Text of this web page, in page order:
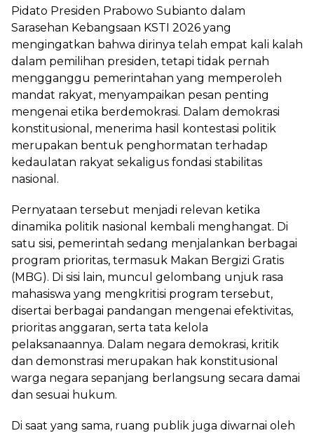
Pidato Presiden Prabowo Subianto dalam
Sarasehan Kebangsaan KSTI 2026 yang
mengingatkan bahwa dirinya telah empat kali kalah
dalam pemilihan presiden, tetapi tidak pernah
mengganggu pemerintahan yang memperoleh
mandat rakyat, menyampaikan pesan penting
mengenai etika berdemokrasi. Dalam demokrasi
konstitusional, menerima hasil kontestasi politik
merupakan bentuk penghormatan terhadap
kedaulatan rakyat sekaligus fondasi stabilitas
nasional.
Pernyataan tersebut menjadi relevan ketika
dinamika politik nasional kembali menghangat. Di
satu sisi, pemerintah sedang menjalankan berbagai
program prioritas, termasuk Makan Bergizi Gratis
(MBG). Di sisi lain, muncul gelombang unjuk rasa
mahasiswa yang mengkritisi program tersebut,
disertai berbagai pandangan mengenai efektivitas,
prioritas anggaran, serta tata kelola
pelaksanaannya. Dalam negara demokrasi, kritik
dan demonstrasi merupakan hak konstitusional
warga negara sepanjang berlangsung secara damai
dan sesuai hukum.
Di saat yang sama, ruang publik juga diwarnai oleh